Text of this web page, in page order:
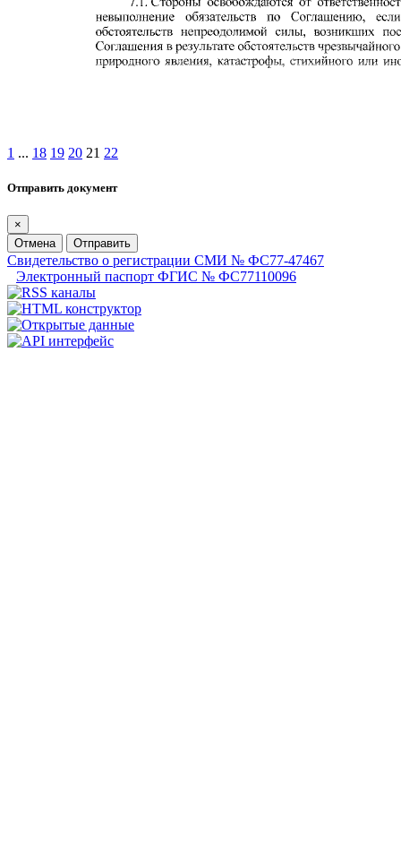
1 ... 18 19 20 21 22
Отправить документ
×
Отмена
Отправить
Свидетельство о регистрации СМИ № ФС77-47467
Электронный паспорт ФГИС № ФС77110096